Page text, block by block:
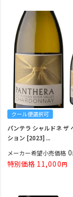
クール便選択可
パンテラ シャルドネ ザ
ション [2023] ...
メーカー希望小売価格 0
特別価格 11,000